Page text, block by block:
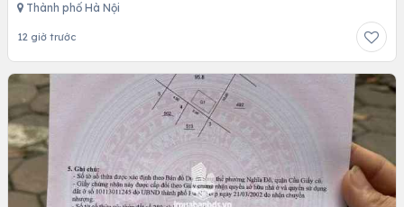
Thành phố Hà Nội
12 giờ trước